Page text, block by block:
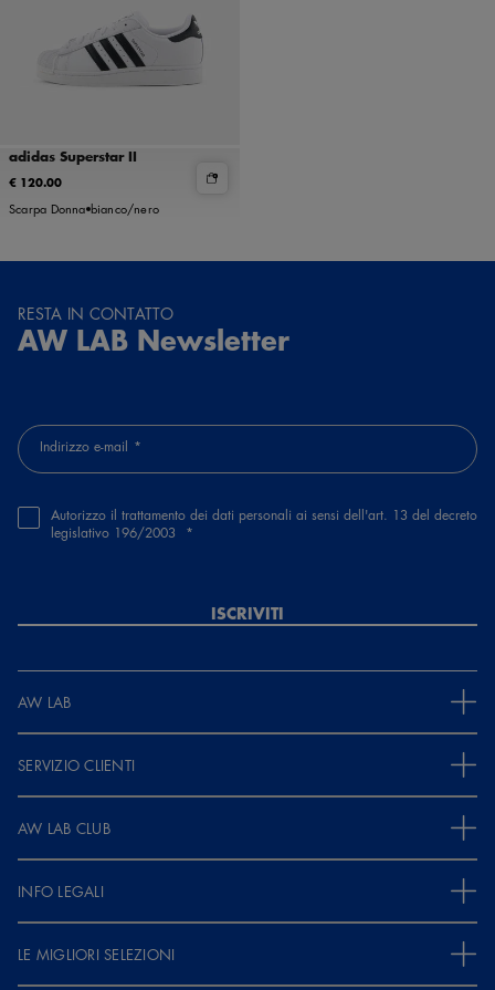
adidas Superstar II
€ 120.00
Scarpa Donna bianco/nero
RESTA IN CONTATTO
AW LAB Newsletter
Indirizzo e-mail
Autorizzo il trattamento dei dati personali ai sensi dell'art. 13 del decreto
legislativo 196/2003
ISCRIVITI
AW LAB
SERVIZIO CLIENTI
AW LAB CLUB
INFO LEGALI
LE MIGLIORI SELEZIONI